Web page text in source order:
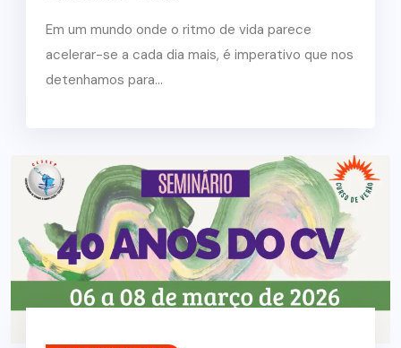
Em um mundo onde o ritmo de vida parece
acelerar-se a cada dia mais, é imperativo que nos
detenhamos para...